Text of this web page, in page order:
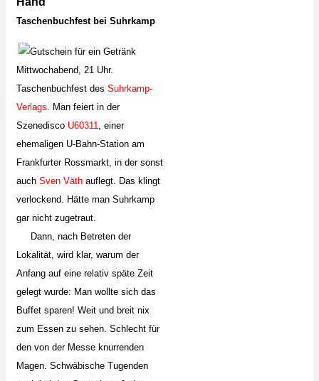
Taschenbuchfest bei Suhrkamp
Mittwochabend, 21 Uhr.
Taschenbuchfest des Suhrkamp-
Verlags. Man feiert in der
Szenedisco U60311, einer
ehemaligen U-Bahn-Station am
Frankfurter Rossmarkt, in der sonst
auch Sven Väth auflegt. Das klingt
verlockend. Hätte man Suhrkamp
gar nicht zugetraut.
Dann, nach Betreten der
Lokalität, wird klar, warum der
Anfang auf eine relativ späte Zeit
gelegt wurde: Man wollte sich das
Buffet sparen! Weit und breit nix
zum Essen zu sehen. Schlecht für
den von der Messe knurrenden
Magen. Schwäbische Tugenden